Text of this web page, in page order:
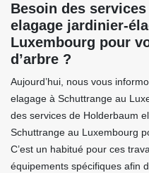
Besoin des
elagage jardinier-
Luxembourg pour
d’arbre ?
Aujourd’hui, nous vous
elagage à Schuttrange au
des services de Holderbaum
Schuttrange au Luxembourg
C’est un habitué pour ces
équipements spécifiques afin